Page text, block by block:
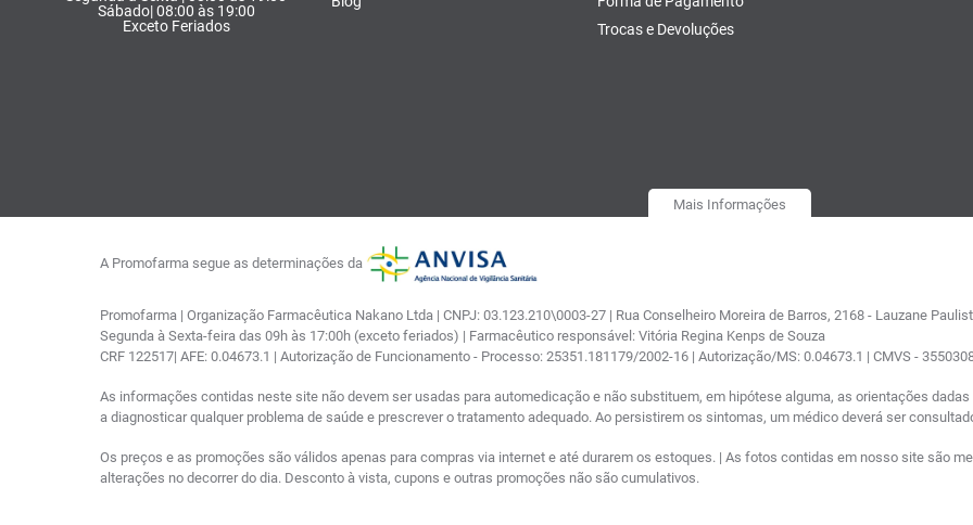
Sábado| 08:00 às 19:00
Exceto Feriados
Trocas e Devoluções
Mais Informações
A Promofarma segue as determinações da
Promofarma | Organização Farmacêutica Nakano Ltda | CNPJ: 03.123.210\0003-27 | Rua Conselheiro Moreira de Barros, 2168 - Lauzane
Segunda à Sexta-feira das 09h às 17:00h (exceto feriados) | Farmacêutico responsável: Vitória Regina Kenps de Souza
CRF 122517| AFE: 0.04673.1 | Autorização de Funcionamento - Processo: 25351.181179/2002-16 | Autorização/MS: 0.04673.1 | CMVS -
As informações contidas neste site não devem ser usadas para automedicação e não substituem, em hipótese alguma, as orientações
a diagnosticar qualquer problema de saúde e prescrever o tratamento adequado. Ao persistirem os sintomas, um médico deverá ser
Os preços e as promoções são válidos apenas para compras via internet e até durarem os estoques. | As fotos contidas em nosso site são
alterações no decorrer do dia. Desconto à vista, cupons e outras promoções não são cumulativos.